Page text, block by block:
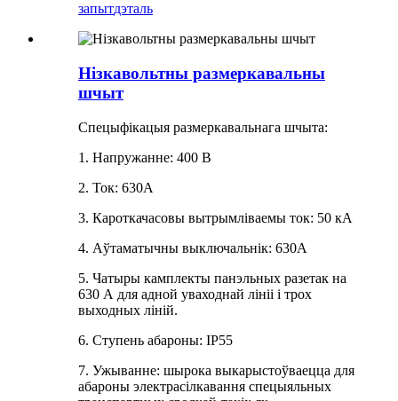
запытдэталь
Нізкавольтны размеркавальны
шчыт
Спецыфікацыя размеркавальнага шчыта:
1. Напружанне: 400 В
2. Ток: 630А
3. Кароткачасовы вытрымліваемы ток: 50 кА
4. Аўтаматычны выключальнік: 630A
5. Чатыры камплекты панэльных разетак на
630 А для адной уваходнай лініі і трох
выходных ліній.
6. Ступень абароны: IP55
7. Ужыванне: шырока выкарыстоўваецца для
абароны электрасілкавання спецыяльных